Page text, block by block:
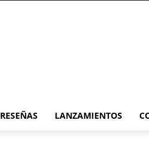
RESEÑAS LANZAMIENTOS